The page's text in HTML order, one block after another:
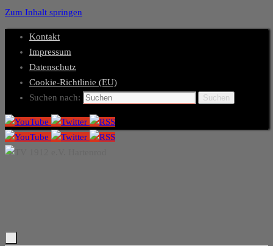
Zum Inhalt springen
Kontakt
Impressum
Datenschutz
Cookie-Richtlinie (EU)
Suchen nach:
Suchen